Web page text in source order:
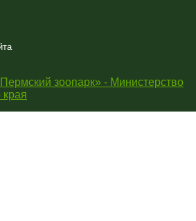
зоопарк» - Министерство
края